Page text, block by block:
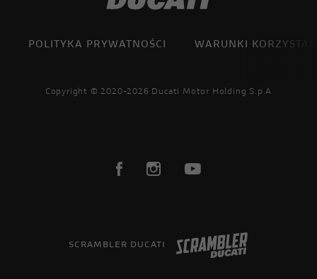
POLITYKA PRYWATNOŚCI WARUNKI
Copyright © 2020-2026 Ducati Motor Holding S.p.A
SCRAMBLER DUCATI